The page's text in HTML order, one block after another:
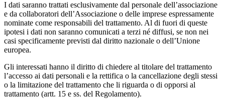
I dati saranno trattati esclusivamente dal personale dell’associazione
e da collaboratori dell’Associazione o delle imprese espressamente
nominate come responsabili del trattamento. Al di fuori di queste
ipotesi i dati non saranno comunicati a terzi né diffusi, se non nei
casi specificamente previsti dal diritto nazionale o dell’Unione
europea.
Gli interessati hanno il diritto di chiedere al titolare del trattamento
l’accesso ai dati personali e la rettifica o la cancellazione degli stessi
o la limitazione del trattamento che li riguarda o di opporsi al
trattamento (artt. 15 e ss. del Regolamento).